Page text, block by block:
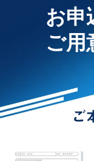
お申
ご用